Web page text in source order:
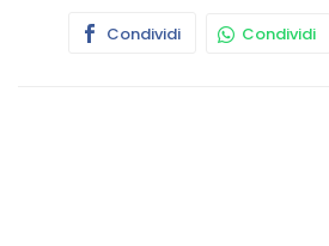
Condividi Condividi